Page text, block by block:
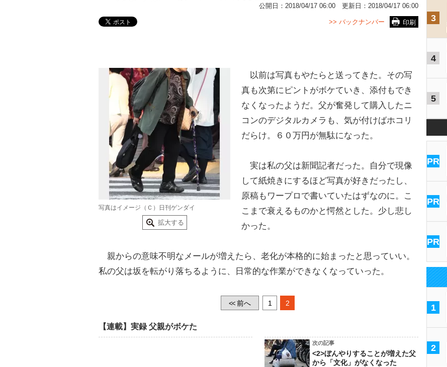
公開日： 2018/04/17 06:00 更新日： 2018/04/17 06:00
印刷
>> バックナンバー
写真はイメージ（Ｃ）日刊ゲンダイ
拡大する
以前は写真もやたらと送ってきた。その写
真も次第にピントがボケていき、添付もでき
なくなったようだ。父が奮発して購入したニ
コンのデジタルカメラも、気が付けばホコリ
だらけ。６０万円が無駄になった。
実は私の父は新聞記者だった。自分で現像
して紙焼きにするほど写真が好きだったし、
原稿もワープロで書いていたはずなのに。こ
こまで衰えるものかと愕然とした。少し悲し
かった。
親からの意味不明なメールが増えたら、老化が本格的に始まったと思っていい。
私の父は坂を転がり落ちるように、日常的な作業ができなくなっていった。
<<前へ 1 2
【連載】実録 父親がボケた
次の記事
<2>ぼんやりすることが増えた父
から「文化」がなくなった
3
4
5
PR
PR
PR
1
2